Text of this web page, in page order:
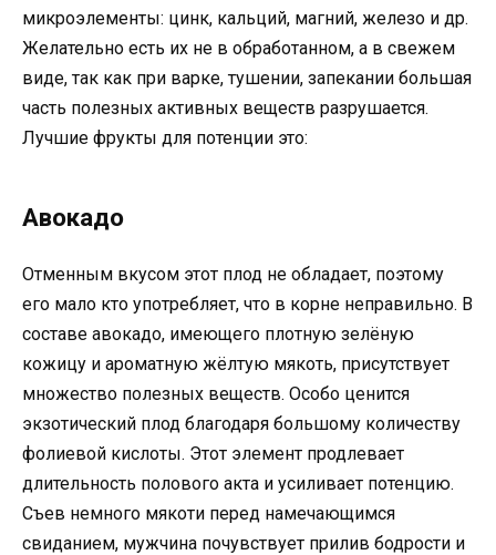
микроэлементы: цинк, кальций, магний, железо и др.
Желательно есть их не в обработанном, а в свежем
виде, так как при варке, тушении, запекании большая
часть полезных активных веществ разрушается.
Лучшие фрукты для потенции это:
Авокадо
Отменным вкусом этот плод не обладает, поэтому
его мало кто употребляет, что в корне неправильно. В
составе авокадо, имеющего плотную зелёную
кожицу и ароматную жёлтую мякоть, присутствует
множество полезных веществ. Особо ценится
экзотический плод благодаря большому количеству
фолиевой кислоты. Этот элемент продлевает
длительность полового акта и усиливает потенцию.
Съев немного мякоти перед намечающимся
свиданием, мужчина почувствует прилив бодрости и